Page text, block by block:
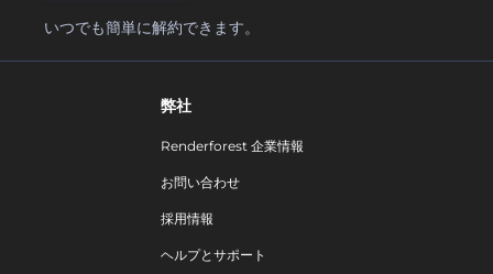
いつでも簡単に解約できます。
弊社
Renderforest 企業情報
お問い合わせ
採用情報
ヘルプとサポート